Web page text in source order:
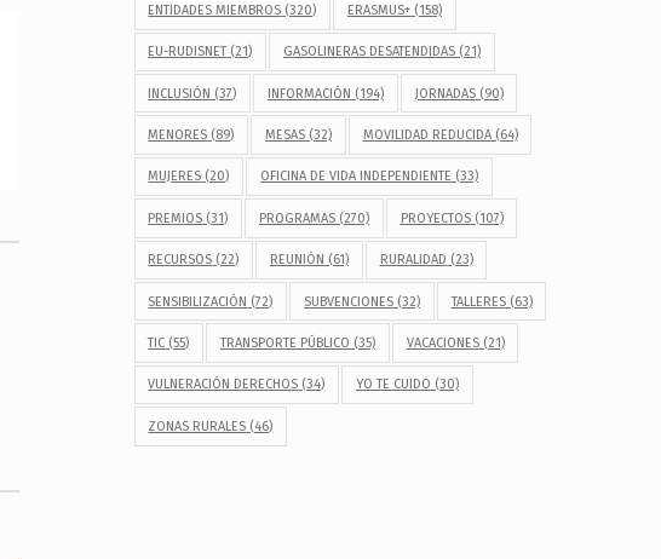
ENTIDADES MIEMBROS (320) ERASMUS+(158)
EU-RUDISNET (21) GASOLINERAS DESATENDIDAS(21)
INCLUSIÓN (37) INFORMACIÓN (194) JORNADAS(90)
MENORES (89) MESAS(32) MOVILIDAD REDUCIDA(64)
MUJERES (20) OFICINA DE VIDA INDEPENDIENTE (33)
PREMIOS (31) PROGRAMAS(270) PROYECTOS(107)
RECURSOS (22) REUNIÓN (61) RURALIDAD (23)
SENSIBILIZACIÓN (72) SUBVENCIONES(32) TALLERES(63)
TIC (55) TRANSPORTE PÚBLICO (35) VACACIONES(21)
VULNERACIÓN DERECHOS (34) YO TE CUIDO (30)
ZONAS RURALES (46)